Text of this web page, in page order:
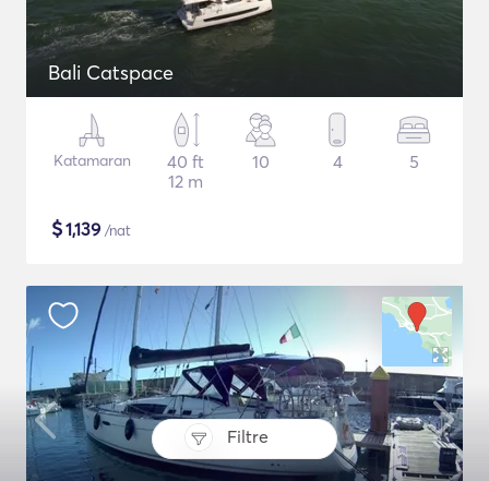
Filtre
Bali Catspace
Katamaran
40 ft
12 m
10 4 5
$1,139 /nat